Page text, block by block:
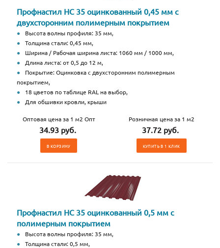
Профнастил НС 35 оцинкованный 0,45 мм с
двухсторонним полимерным покрытием
Высота волны профиля: 35 мм,
Толщина стали: 0,45 мм,
Ширина / Рабочая ширина листа: 1060 мм / 1000 мм,
Длина листа: от 0,5 до 12 м,
Покрытие: Оцинковка с двухсторонним полимерным
покрытием,
18 цветов по таблице RAL на выбор,
Для обшивки кровли, крыши
Оптовая цена за 1 м2 Опт
34.93 руб.
В КОРЗИНУ
Розничная цена за 1 м2
37.72 руб.
КУПИТЬ В 1 КЛИК
Профнастил НС 35 оцинкованный 0,5 мм с
полимерным покрытием
Высота волны профиля: 35 мм,
Толщина стали: 0,5 мм,